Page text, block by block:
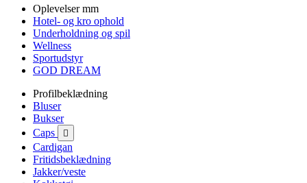
Oplevelser mm
Hotel- og kro ophold
Underholdning og spil
Wellness
Sportudstyr
GOD DREAM
Profilbeklædning
Bluser
Bukser
Caps

Cardigan
Fritidsbeklædning
Jakker/veste